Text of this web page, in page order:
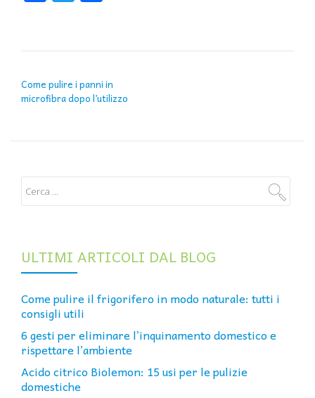
Come pulire i panni in
microfibra dopo l’utilizzo
ULTIMI ARTICOLI DAL BLOG
Come pulire il frigorifero in modo naturale: tutti i
consigli utili
6 gesti per eliminare l’inquinamento domestico e
rispettare l’ambiente
Acido citrico Biolemon: 15 usi per le pulizie
domestiche